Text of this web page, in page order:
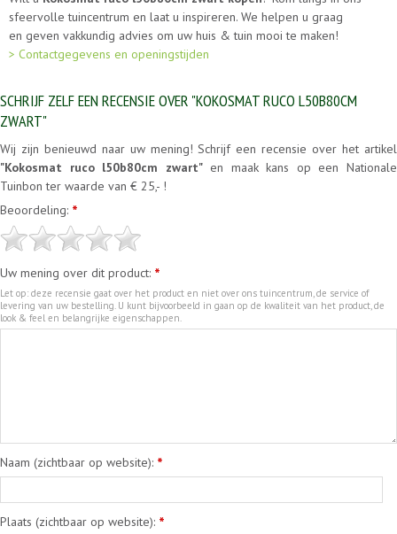
sfeervolle tuincentrum en laat u inspireren. We helpen u graag
en geven vakkundig advies om uw huis & tuin mooi te maken!
> Contactgegevens en openingstijden
SCHRIJF ZELF EEN RECENSIE OVER "KOKOSMAT RUCO L50B80CM
ZWART"
Wij zijn benieuwd naar uw mening! Schrijf een recensie over het artikel
"Kokosmat ruco l50b80cm zwart"en maak kans op een Nationale
Tuinbon ter waarde van € 25,- !
Beoordeling: *
Uw mening over dit product: *
Let op: deze recensie gaat over het product en niet over ons tuincentrum, de service of
levering van uw bestelling. U kunt bijvoorbeeld in gaan op de kwaliteit van het product, de
look & feel en belangrijke eigenschappen.
Naam (zichtbaar op website): *
Plaats (zichtbaar op website): *